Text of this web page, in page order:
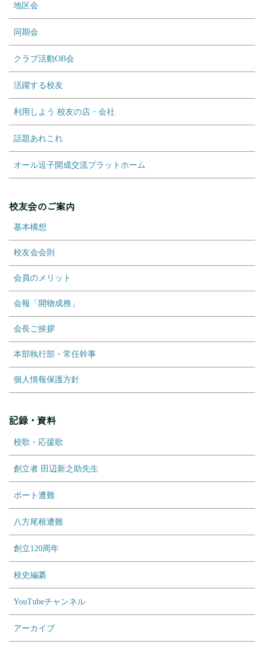
地区会
同期会
クラブ活動OB会
活躍する校友
利用しよう 校友の店・会社
話題あれこれ
オール逗子開成交流プラットホーム
校友会のご案内
基本構想
校友会会則
会員のメリット
会報「開物成務」
会長ご挨拶
本部執行部・常任幹事
個人情報保護方針
記録・資料
校歌・応援歌
創立者 田辺新之助先生
ボート遭難
八方尾根遭難
創立120周年
校史編纂
YouTubeチャンネル
アーカイブ